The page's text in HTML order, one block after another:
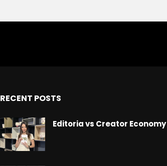
RECENT POSTS
Editoria vs Creator Economy